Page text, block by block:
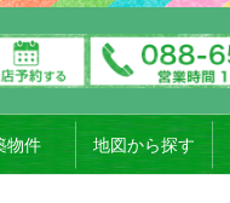
物件 地図から探す